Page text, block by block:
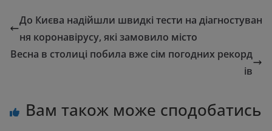
До Києва надійшли швидкі тести на діагностуван
ня коронавірусу, які замовило місто
Весна в столиці побила вже сім погодних рекорд
ів
Вам також може сподобатись